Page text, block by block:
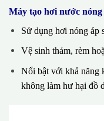
Máy tạo hơi nước nóng
Sử dụng hơi nóng áp
Vệ sinh thảm, rèm
Nổi bật với khả năng
không làm hư hại đồ